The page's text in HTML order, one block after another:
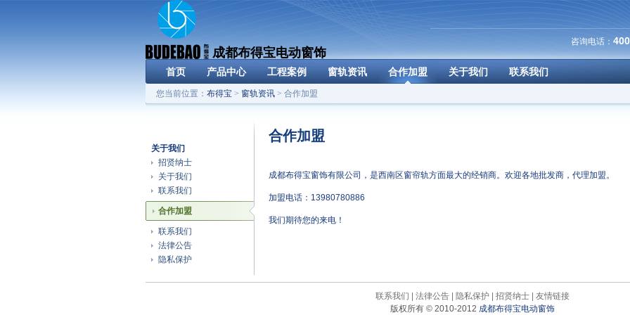
成都布得宝电动窗饰
咨询电话：
首页 产品中心 工程案例 窗轨资讯 合作加盟 关于我们 联系我们
您当前位置： 布得宝 > 窗轨资讯 > 合作加盟
关于我们
招贤纳士
关于我们
联系我们
合作加盟
联系我们
法律公告
隐私保护
合作加盟
成都布得宝窗饰有限公司，是西南区窗帘轨方面最大的经销商。欢迎各地批发商，代理加盟。
加盟电话：13980780886
我们期待您的来电！
联系我们 法律公告 隐私保护 招贤纳士
友情链接
版权所有 © 2010-2012 成都布得宝电动窗饰